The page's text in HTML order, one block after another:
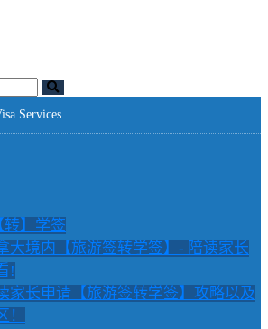
Services
转】学签
大境内【旅游签转学签】- 陪读家长
!
家长申请【旅游签转学签】攻略以及
！